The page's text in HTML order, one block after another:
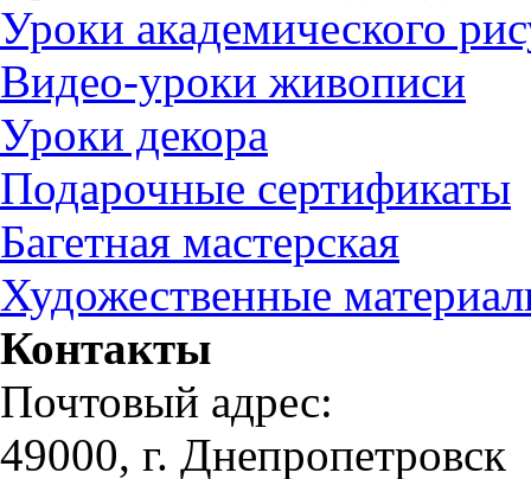
Уроки академического
Видео-уроки живописи
Уроки декора
Подарочные сертификаты
Багетная мастерская
Художественные
Контакты
Почтовый адрес:
49000, г. Днепропетровск